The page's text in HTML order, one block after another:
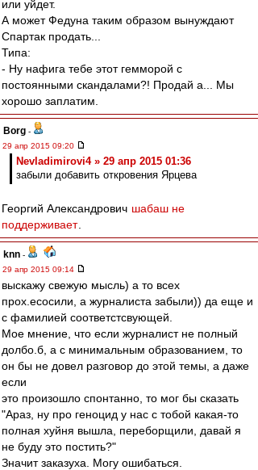
или уйдет.
А может Федуна таким образом вынуждают
Спартак продать...
Типа:
- Ну нафига тебе этот гемморой с
постоянными скандалами?! Продай а... Мы
хорошо заплатим.
Borg -
29 апр 2015 09:20
Nevladimirovi4 » 29 апр 2015 01:36
забыли добавить откровения Ярцева
Георгий Александрович шабаш не
поддерживает
knn -
29 апр 2015 09:14
выскажу свежую мысль) а то всех
прох.есосили, а журналиста забыли)) да еще и
с фамилией соответстсвующей.
Мое мнение, что если журналист не полный
долбо.б, а с минимальным образованием, то
он бы не довел разговор до этой темы, а даже
если
это произошло спонтанно, то мог бы сказать
"Араз, ну про геноцид у нас с тобой какая-то
полная хуйня вышла, переборщили, давай я
не буду это постить?"
Значит заказуха. Могу ошибаться.